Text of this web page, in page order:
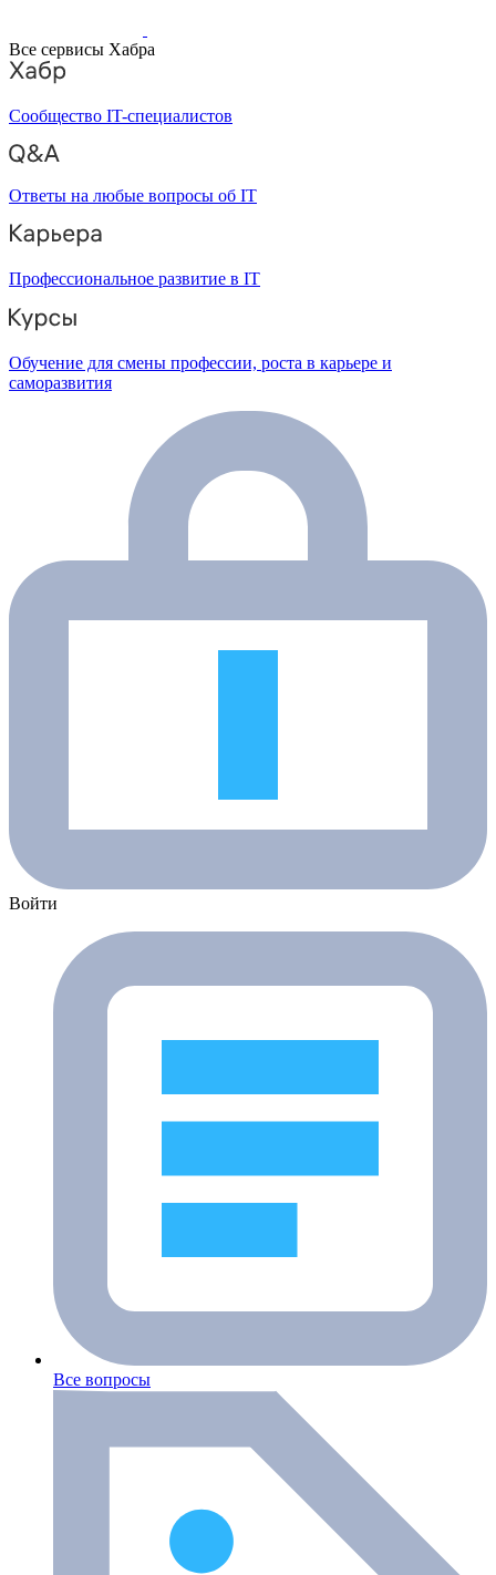
Все сервисы Хабра
Сообщество IT-специалистов
Ответы на любые вопросы об IT
Профессиональное развитие в IT
Обучение для смены профессии, роста в карьере и
саморазвития
Войти
Все вопросы